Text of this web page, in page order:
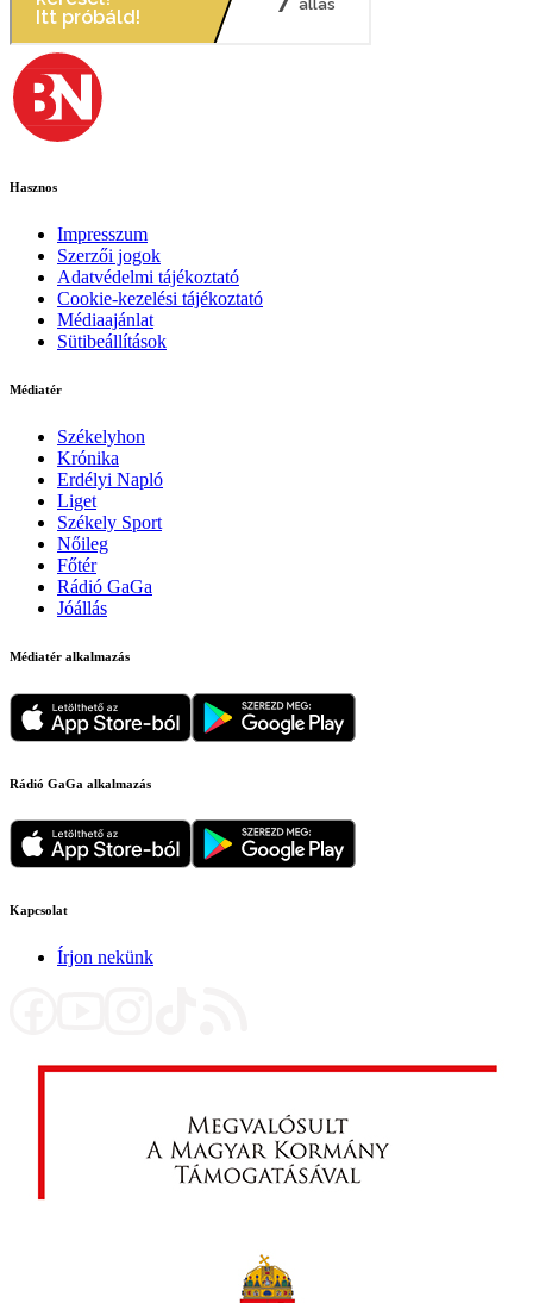
Hasznos
Impresszum
Szerzői jogok
Adatvédelmi tájékoztató
Cookie-kezelési tájékoztató
Médiaajánlat
Sütibeállítások
Médiatér
Székelyhon
Krónika
Erdélyi Napló
Liget
Székely Sport
Nőileg
Főtér
Rádió GaGa
Jóállás
Médiatér alkalmazás
Rádió GaGa alkalmazás
Kapcsolat
Írjon nekünk